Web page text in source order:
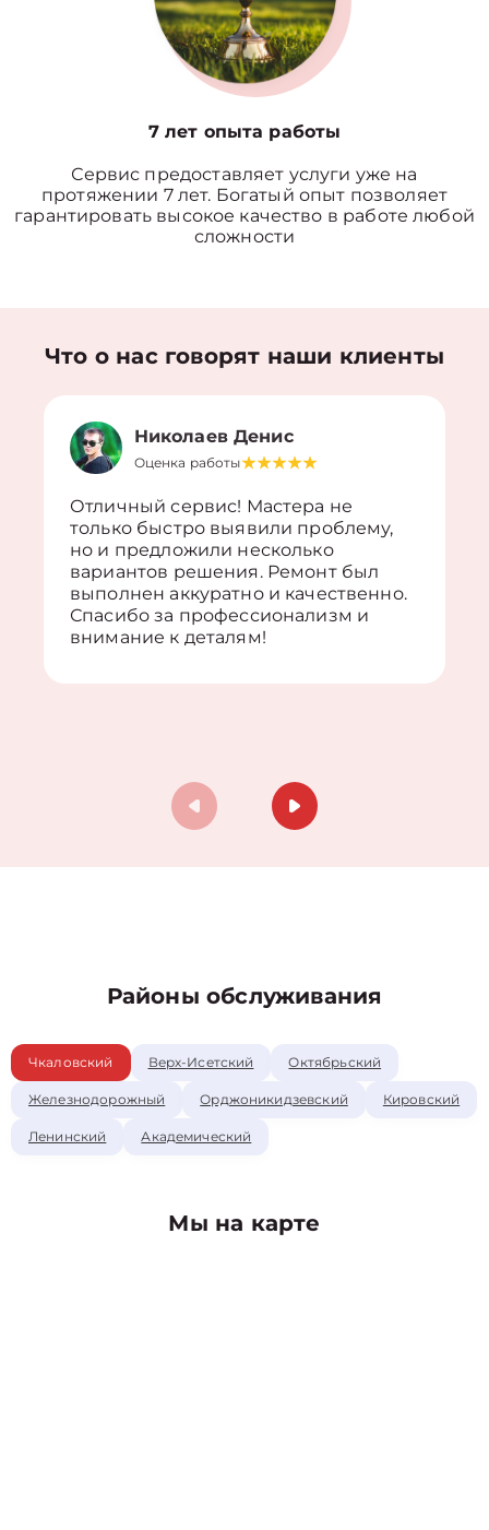
7 лет опыта работы
Сервис предоставляет услуги уже на
протяжении 7 лет. Богатый опыт позволяет
гарантировать высокое качество в работе любой
сложности
Что о нас говорят наши клиенты
Николаев Денис
Оценка работы
Отличный сервис! Мастера не
только быстро выявили проблему,
но и предложили несколько
вариантов решения. Ремонт был
выполнен аккуратно и качественно.
Спасибо за профессионализм и
внимание к деталям!
Районы обслуживания
Чкаловский Верх-Исетский Октябрьский
Железнодорожный Орджоникидзевский Кировский
Ленинский Академический
Мы на карте